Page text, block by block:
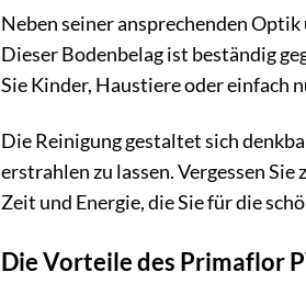
Neben seiner ansprechenden
Dieser Bodenbelag ist beständig
Sie Kinder, Haustiere oder einfach
Die Reinigung gestaltet sich
erstrahlen zu lassen. Vergessen
Zeit und Energie, die Sie für die
Die Vorteile des Primaflor